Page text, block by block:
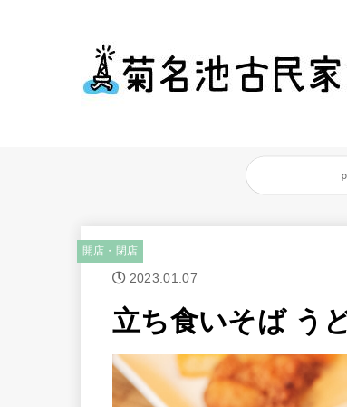
開店・閉店
2023.01.07
立ち食いそば う